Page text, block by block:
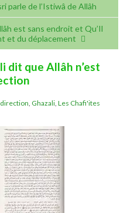
parle de l’Istiwâ de Allâh
est sans endroit et Qu’Il
et du déplacement
dit que Allâh n’est
Ghazali Les Chafi'ites